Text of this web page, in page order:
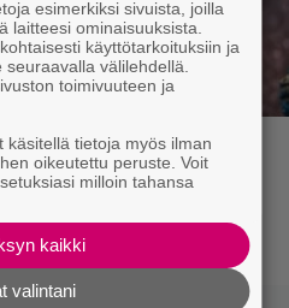
jotain uutta” –
Kisser nimeää
tehneet
esimerkiksi sivuista, joilla
laitteesi ominaisuuksista.
käyttötarkoituksiin ja
välilehdellä.
toimivuuteen ja
tietoja myös ilman
oikeutettu peruste. Voit
milloin tahansa
kaikki
valintani